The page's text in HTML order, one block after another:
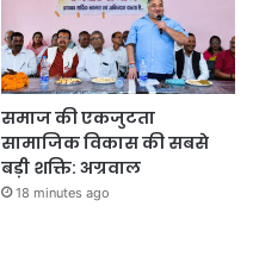
समाज की एकजुटता
सामाजिक विकास की सबसे
बड़ी शक्ति: अग्रवाल
18 minutes ago